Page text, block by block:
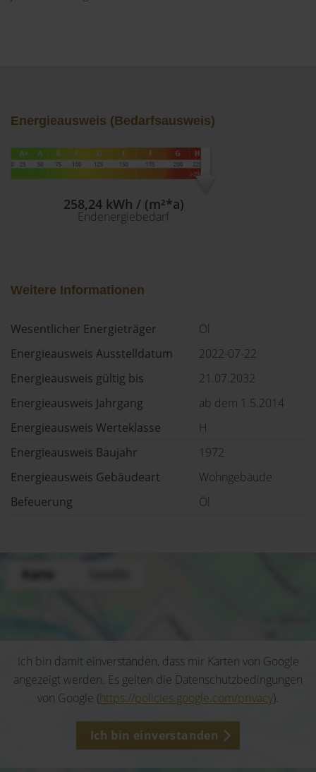
Energieausweis (Bedarfsausweis)
258,24 kWh / (m²*a)
Endenergiebedarf
Weitere Informationen
Wesentlicher Energieträger
Öl
Energieausweis Ausstelldatum
2022-07-22
Energieausweis gültig bis
21.07.2032
Energieausweis Jahrgang
ab dem 1.5.2014
Energieausweis Werteklasse
H
Energieausweis Baujahr
1972
Energieausweis Gebäudeart
Wohngebäude
Befeuerung
Öl
Ich bin damit einverstanden, dass mir Karten von Google
angezeigt werden. Es gelten die Datenschutzbedingungen
von Google (https://policies.google.com/privacy).
Ich bin einverstanden